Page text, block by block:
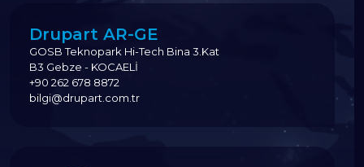
Drupart AR-GE
GOSB Teknopark Hi-Tech Bina 3.Kat
B3 Gebze - KOCAELİ
+90 262 678 8872
bilgi@drupart.com.tr